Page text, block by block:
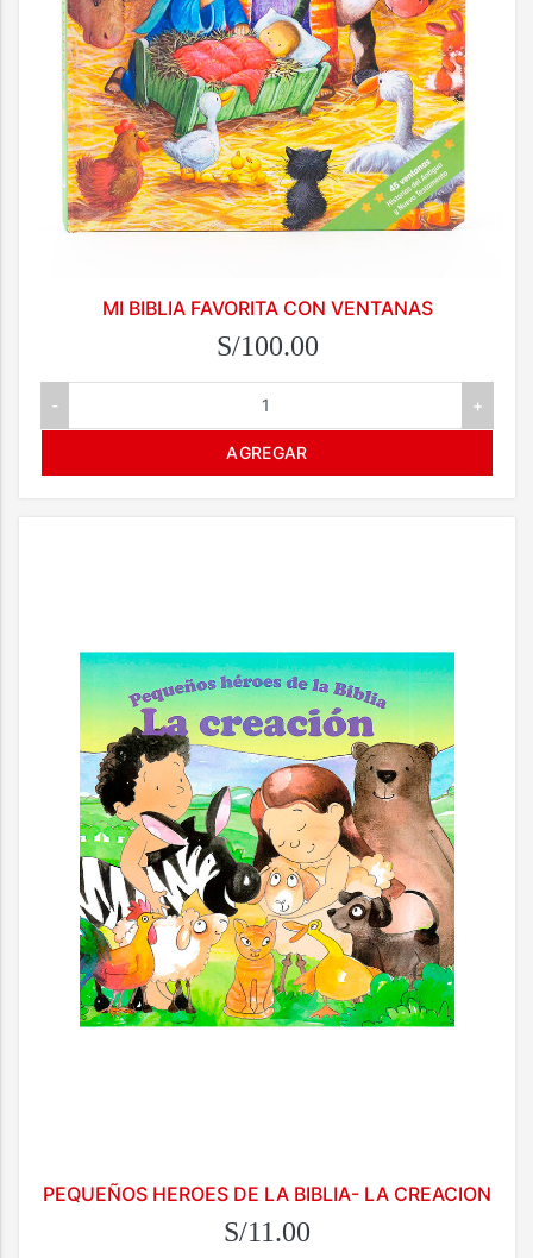
MI BIBLIA FAVORITA CON VENTANAS
S/100.00
- +
AGREGAR
PEQUEÑOS HEROES DE LA BIBLIA- LA CREACION
S/11.00